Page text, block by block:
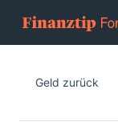
Geld zurück